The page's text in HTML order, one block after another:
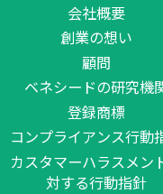
会社概要
創業の想い
顧問
ベネシードの研究機
登録商標
コンプライアンス行動
カスタマーハラスメン
対する行動指針